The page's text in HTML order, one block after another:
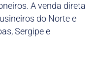
A venda direta
do Norte e
Sergipe e